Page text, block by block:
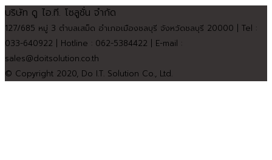
บริษัท ดู ไอ.ที. โซลูชั่น จำกัด
127/685 หมู่ 3 ตำบลเสม็ด อำเภอเมืองชลบุรี จังหวัดชลบุรี 20000 | Tel :
033-640922 | Hotline : 062-5384422 | E-mail :
sales@doitsolution.co.th
© Copyright 2020, Do I.T. Solution Co., Ltd.